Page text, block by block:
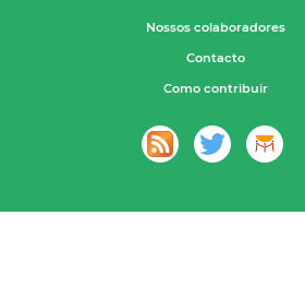
Nossos colaboradores
Contacto
Como contribuir